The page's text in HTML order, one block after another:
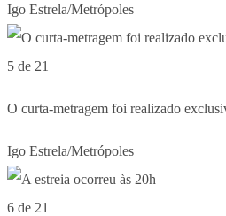
Igo Estrela/Metrópoles
5 de 21
O curta-metragem foi realizado
Igo Estrela/Metrópoles
6 de 21